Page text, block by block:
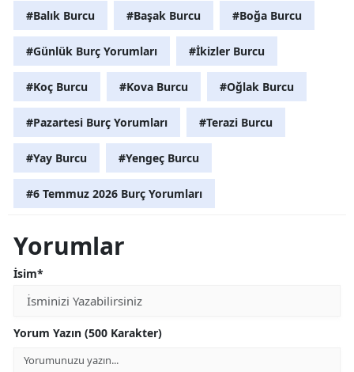
#Balık Burcu #Başak Burcu #Boğa Burcu
#Günlük Burç Yorumları #İkizler Burcu
#Koç Burcu #Kova Burcu #Oğlak Burcu
#Pazartesi Burç Yorumları #Terazi Burcu
#Yay Burcu #Yengeç Burcu
#6 Temmuz 2026 Burç Yorumları
Yorumlar
İsim*
Yorum Yazın (500 Karakter)